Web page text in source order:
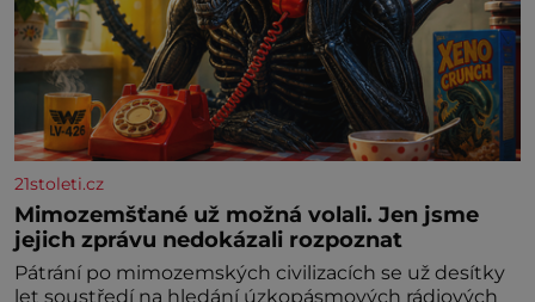
21stoleti.cz
Mimozemšťané už možná volali. Jen jsme
jejich zprávu nedokázali rozpoznat
Pátrání po mimozemských civilizacích se už desítky
let soustředí na hledání úzkopásmových rádiových